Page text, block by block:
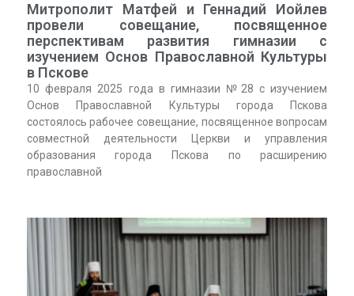
Митрополит Матфей и Геннадий Иойлев
провели совещание, посвященное
перспективам развития гимназии с
изучением Основ Православной Культуры
в Пскове
10 февраля 2025 года в гимназии №28 с изучением
Основ Православной Культуры города Пскова
состоялось рабочее совещание, посвященное вопросам
совместной деятельности Церкви и управления
образования города Пскова по расширению
православной